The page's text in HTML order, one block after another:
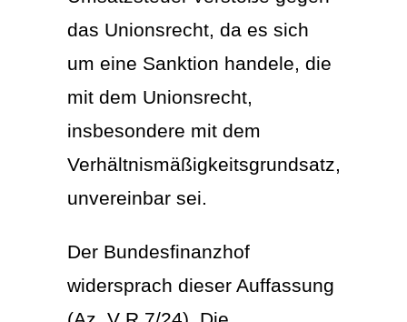
das Unionsrecht, da es sich
um eine Sanktion handele, die
mit dem Unionsrecht,
insbesondere mit dem
Verhältnismäßigkeitsgrundsatz,
unvereinbar sei.
Der Bundesfinanzhof
widersprach dieser Auffassung